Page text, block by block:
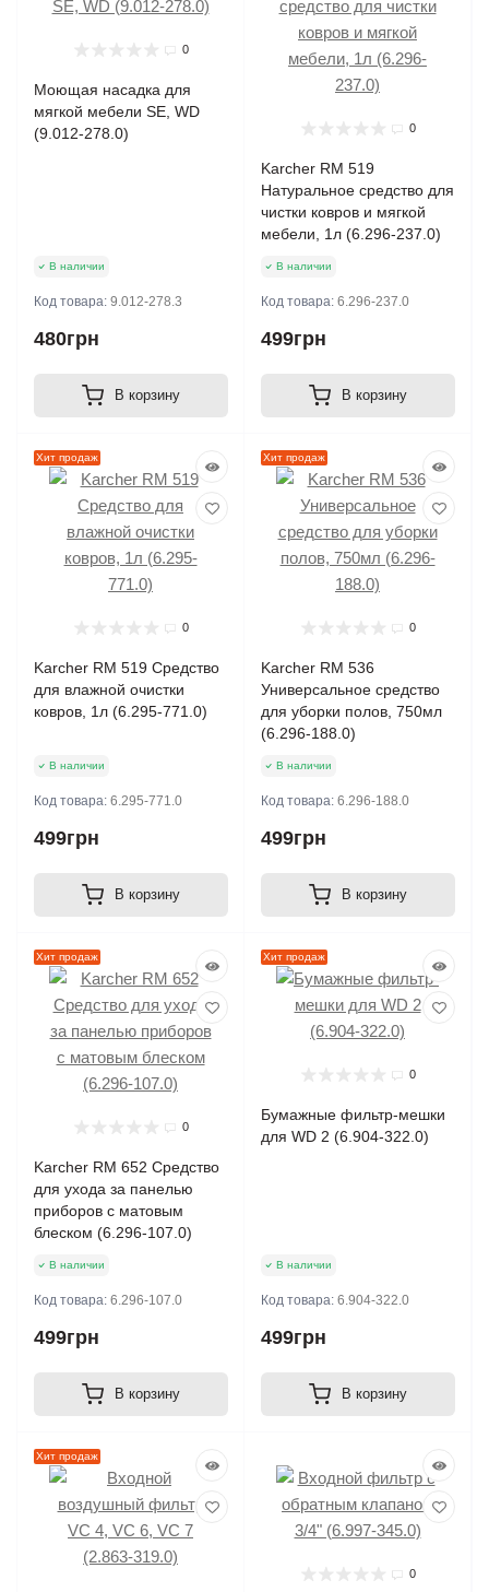
0
Моющая насадка для
мягкой мебели SE, WD
(9.012-278.0)
В наличии
Код товара: 9.012-278.3
480грн
В корзину
0
Karcher RM 519
Натуральное средство для
чистки ковров и мягкой
мебели, 1л (6.296-237.0)
В наличии
Код товара: 6.296-237.0
499грн
В корзину
Хит продаж
0
Karcher RM 519 Средство
для влажной очистки
ковров, 1л (6.295-771.0)
В наличии
Код товара: 6.295-771.0
499грн
В корзину
Хит продаж
0
Karcher RM 536
Универсальное средство
для уборки полов, 750мл
(6.296-188.0)
В наличии
Код товара: 6.296-188.0
499грн
В корзину
Хит продаж
0
Karcher RM 652 Средство
для ухода за панелью
приборов с матовым
блеском (6.296-107.0)
В наличии
Код товара: 6.296-107.0
499грн
В корзину
Хит продаж
0
Бумажные фильтр-мешки
для WD 2 (6.904-322.0)
В наличии
Код товара: 6.904-322.0
499грн
В корзину
Хит продаж
0